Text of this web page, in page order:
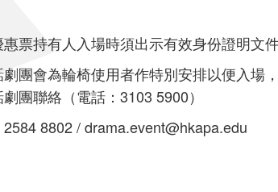
票持有人入場時須出示有效身份證明文
團會為輪椅使用者作特別安排以便入場
團聯絡（電話：3103 5900）
8802 / drama.event@hkapa.edu